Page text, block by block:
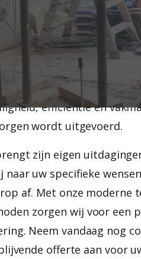
om haar rijke historie en
slopen van een woning
een renovatieproject, of
van een draagmuur
maatwerkoplossingen.
efficiëntie en
wordt uitgevoerd.
zijn eigen
naar uw specifieke
af. Met onze moderne
zorgen wij voor een
Neem vandaag nog
offerte aan voor